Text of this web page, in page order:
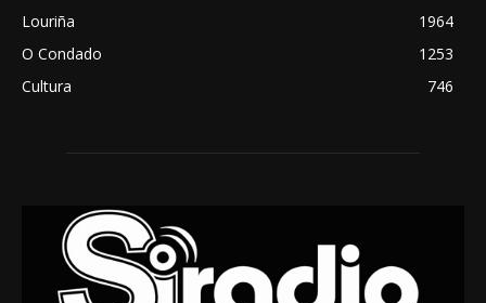
Louriña
1964
O Condado
1253
Cultura
746